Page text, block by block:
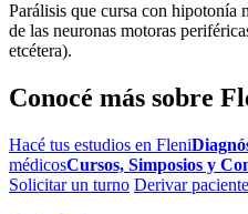
Parálisis que cursa con hipotonía
de las neuronas motoras
etcétera).
Conocé más sobre
Hacé tus estudios en Fleni
médicosCursos, Simposios y
Solicitar un turno Derivar